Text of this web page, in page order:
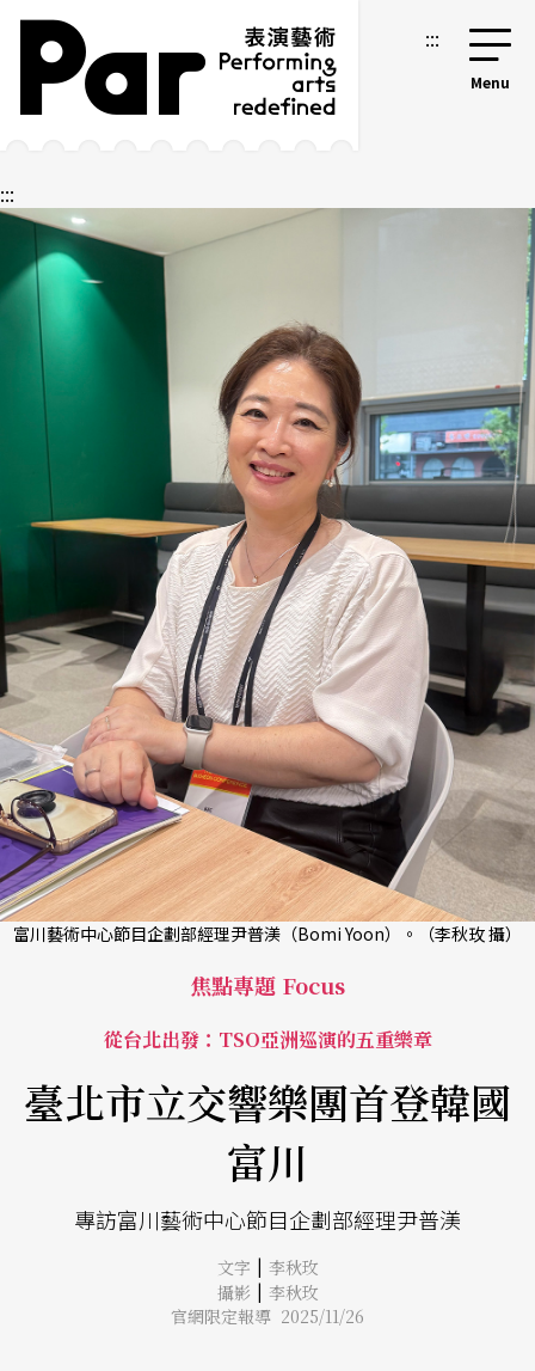
跳到主要內容區塊
網站導覽 :::
:::
富川藝術中心節目企劃部經理尹普渼（Bomi Yoon）。（李秋玫 攝）
焦點專題 Focus
從台北出發：TSO亞洲巡演的五重樂章
臺北市立交響樂團首登韓國
富川
專訪富川藝術中心節目企劃部經理尹普渼
文字 | 李秋玫
攝影 | 李秋玫
官網限定報導 2025/11/26